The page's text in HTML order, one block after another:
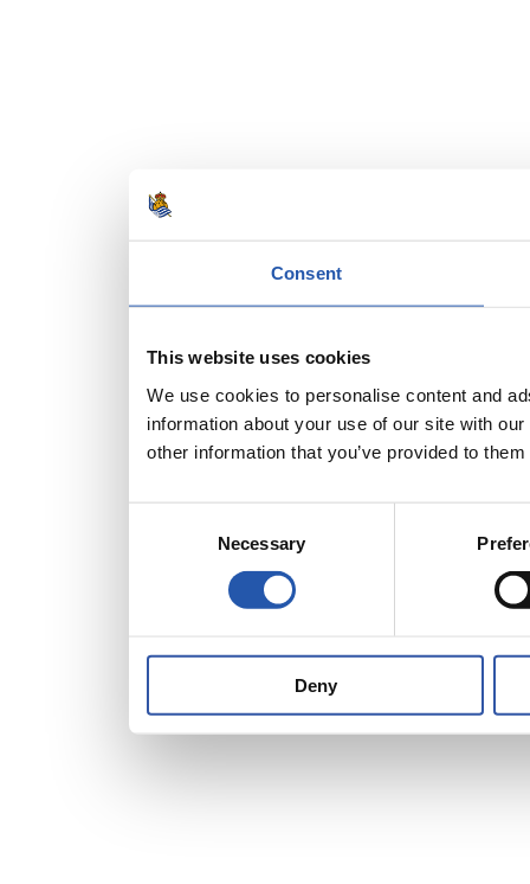
Consent
This website uses cookies
We use cookies to personalise content and
information about your use of our site with
other information that you’ve provided to
Necessary
Deny